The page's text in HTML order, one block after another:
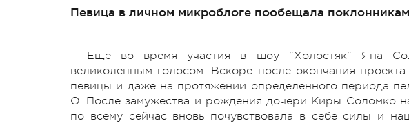
Певица в личном микроблоге пообещала
Еще во время участия в шоу "Холостяк" Яна
великолепным голосом. Вскоре после окончания
певицы и даже на протяжении определенного периода
O. После замужества и рождения дочери Киры Соломко
по всему сейчас вновь почувствовала в себе силы и